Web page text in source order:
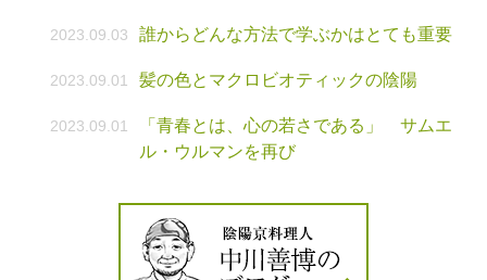
2023.09.03 誰からどんな方法で学ぶかはとても重要
2023.09.01 髪の色とマクロビオティックの陰陽
2023.09.01
「青春とは、心の若さである」 サムエ
ル・ウルマンを再び